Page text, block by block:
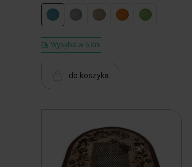
Wysyłka w 5 dni
do koszyka